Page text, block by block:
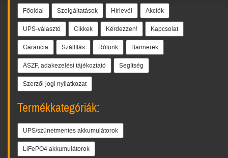
Főoldal Szolgáltatások Hírlevél Akciók
UPS-választó Cikkek Kérdezzen! Kapcsolat
Garancia Szállítás Rólunk Bannerek
ÁSZF, adakezelési tájékoztató Segítség
Szerzői jogi nyilatkozat
Termékkategóriák:
UPS/szünetmentes akkumulátorok
LiFePO4 akkumulátorok